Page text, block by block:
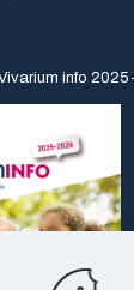
info